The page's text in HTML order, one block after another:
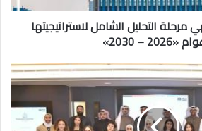
مرحلة التحليل الشامل لاستراتيجيتها
«2026 – 2030»